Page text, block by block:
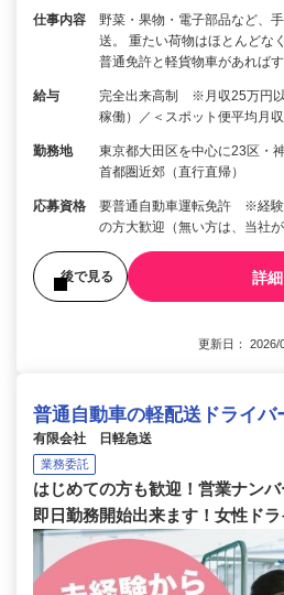
仕事内容
野菜・果物・電子部品など、
送。 重たい荷物はほとんどな
普通免許と軽貨物車があれば
給与
完全出来高制 ※月収25万円
稼働）／＜スポット便平均月
勤務地
東京都大田区を中心に23区・
首都圏近郊（直行直帰）
応募資格
要普通自動車運転免許 ※経
の方大歓迎（無い方は、当社が
後で見る 詳
更新日：
普通自動車の軽配送ドライバ
有限会社 日軽急送
業務委託
はじめての方も歓迎！営業ナンバ
即日勤務開始出来ます！女性ドラ